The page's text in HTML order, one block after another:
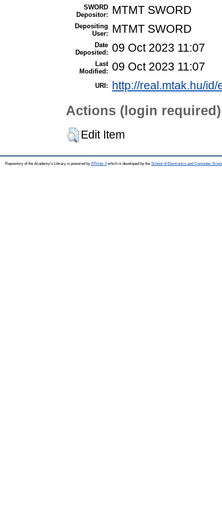
SWORD
Depositor:
MTMT SWORD
Depositing
User:
MTMT SWORD
Date
Deposited:
09 Oct 2023 11:07
Last
Modified:
09 Oct 2023 11:07
URI: http://real.mtak.hu/
Actions (login required)
Edit Item
Repository of the Academy's Library is powered by EPrints 3which is developed by the School of Electronics and Computer